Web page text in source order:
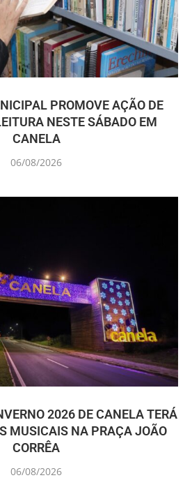
PROMOVE AÇÃO DE
NESTE SÁBADO EM
CANELA
06/08/2026
2026 DE CANELA TERÁ
MUSICAIS NA PRAÇA JOÃO
CORRÊA
06/08/2026